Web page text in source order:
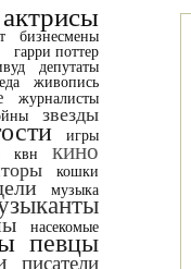
актрисы
бизнесмены
гарри поттер
депутаты
еда живопись
журналисты
звезды
игры
квн кино
кошки
музыка
насекомые
певцы
писатели